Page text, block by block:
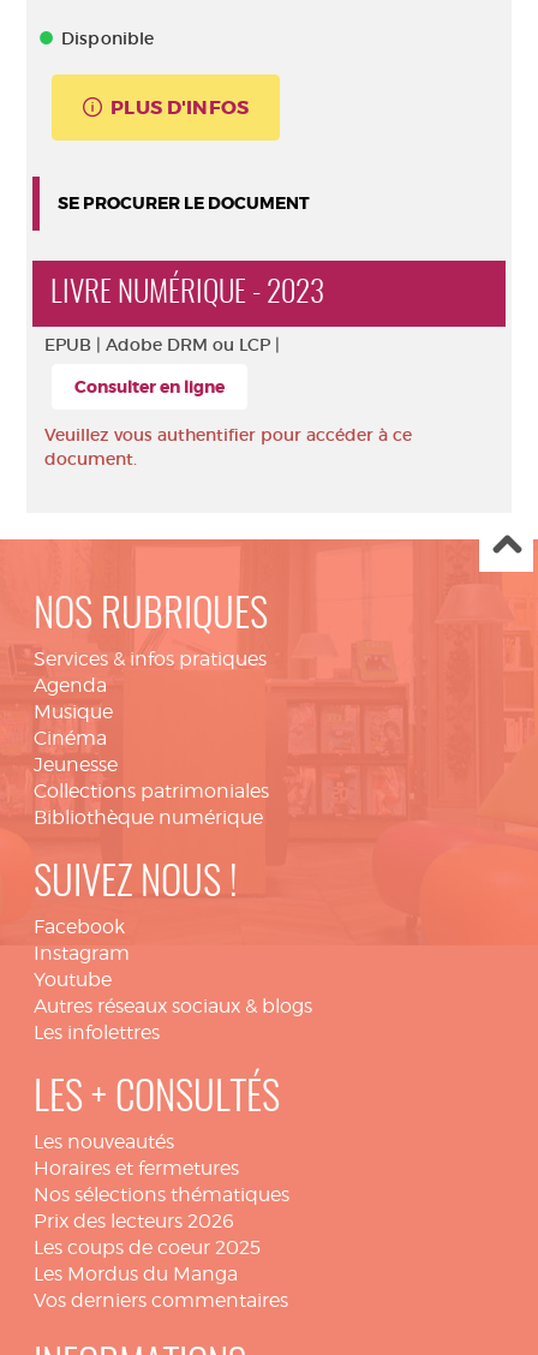
Disponible
PLUS D'INFOS
SE PROCURER LE DOCUMENT
LIVRE NUMÉRIQUE - 2023
EPUB | Adobe DRM ou LCP |
Consulter en ligne
Veuillez vous authentifier pour accéder à ce
document.
NOS RUBRIQUES
Services & infos pratiques
Agenda
Musique
Cinéma
Jeunesse
Collections patrimoniales
Bibliothèque numérique
SUIVEZ NOUS !
Facebook
Instagram
Youtube
Autres réseaux sociaux & blogs
Les infolettres
LES + CONSULTÉS
Les nouveautés
Horaires et fermetures
Nos sélections thématiques
Prix des lecteurs 2026
Les coups de coeur 2025
Les Mordus du Manga
Vos derniers commentaires